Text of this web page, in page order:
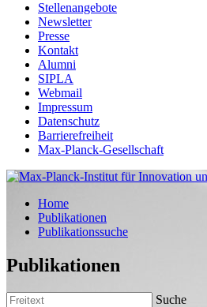
Stellenangebote
Newsletter
Presse
Kontakt
Alumni
SIPLA
Webmail
Impressum
Datenschutz
Barrierefreiheit
Max-Planck-Gesellschaft
Home
Publikationen
Publikationssuche
Publikationen
Suche